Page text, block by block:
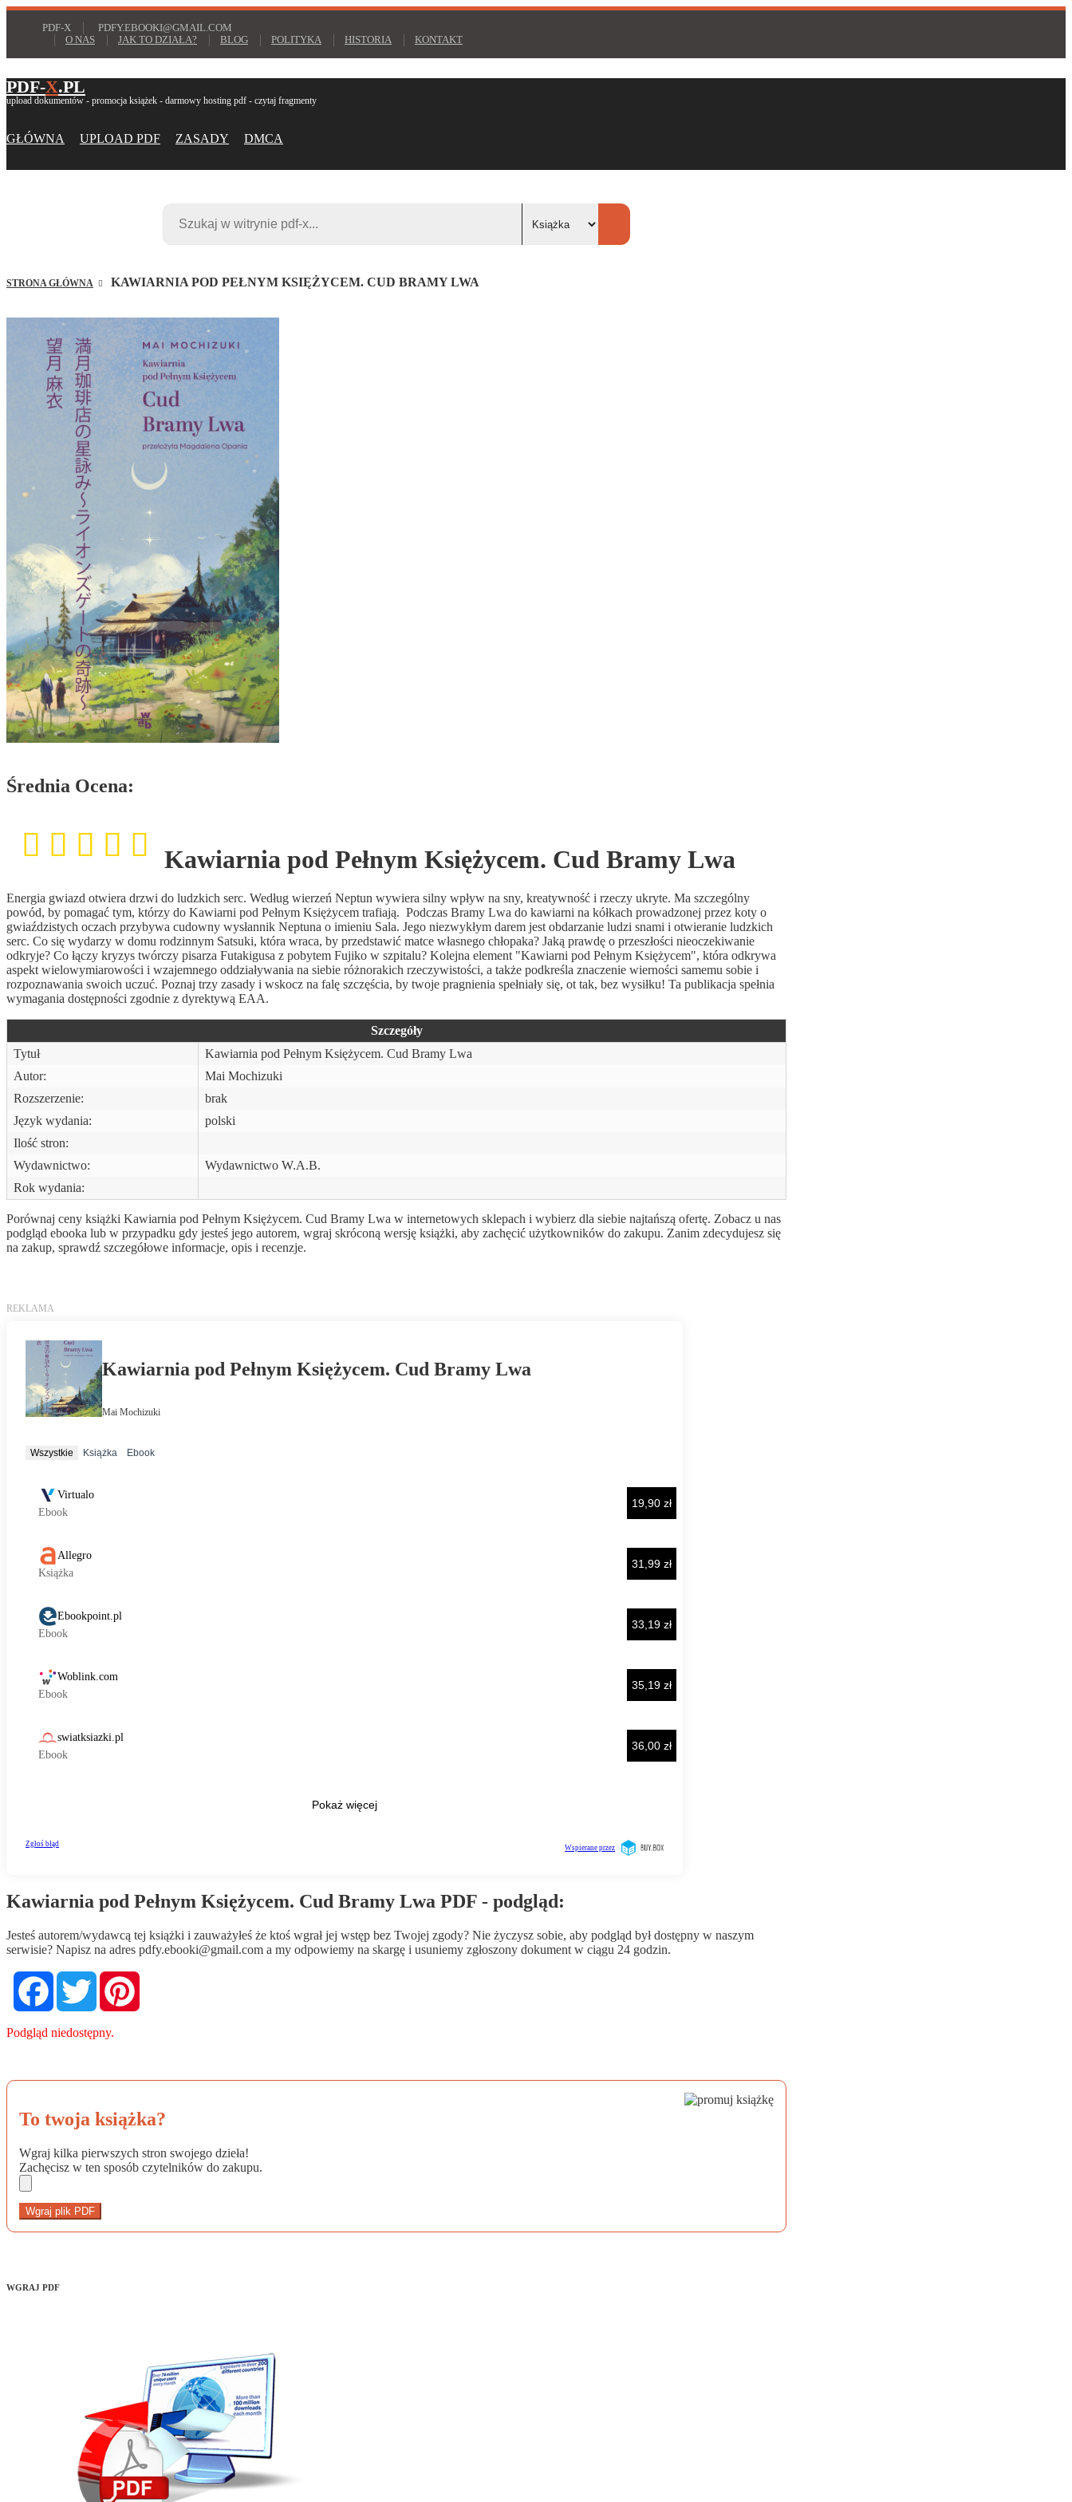
PDF-X
PDFY.EBOOKI@GMAIL.COM
O NAS
JAK TO DZIAŁA? BLOG POLITYKA HISTORIA KONTAKT
PDF-X.PL
upload dokumentów - promocja książek - darmowy hosting pdf - czytaj fragmenty
GŁÓWNA UPLOAD PDF ZASADY DMCA
STRONA GŁÓWNA KAWIARNIA POD PEŁNYM KSIĘŻYCEM. CUD BRAMY LWA
Średnia Ocena:
Kawiarnia pod Pełnym Księżycem. Cud Bramy Lwa
Energia gwiazd otwiera drzwi do ludzkich serc. Według wierzeń Neptun wywiera silny wpływ na sny, kreatywność i rzeczy ukryte. Ma szczególny
powód, by pomagać tym, którzy do Kawiarni pod Pełnym Księżycem trafiają. Podczas Bramy Lwa do kawiarni na kółkach prowadzonej przez koty o
gwiaździstych oczach przybywa cudowny wysłannik Neptuna o imieniu Sala. Jego niezwykłym darem jest obdarzanie ludzi snami i otwieranie ludzkich
serc. Co się wydarzy w domu rodzinnym Satsuki, która wraca, by przedstawić matce własnego chłopaka? Jaką prawdę o przeszłości nieoczekiwanie
odkryje? Co łączy kryzys twórczy pisarza Futakigusa z pobytem Fujiko w szpitalu? Kolejna element "Kawiarni pod Pełnym Księżycem", która odkrywa
aspekt wielowymiarowości i wzajemnego oddziaływania na siebie różnorakich rzeczywistości, a także podkreśla znaczenie wierności samemu sobie i
rozpoznawania swoich uczuć. Poznaj trzy zasady i wskocz na falę szczęścia, by twoje pragnienia spełniały się, ot tak, bez wysiłku! Ta publikacja spełnia
wymagania dostępności zgodnie z dyrektywą EAA.
Szczegóły
Tytuł
Kawiarnia pod Pełnym Księżycem. Cud Bramy Lwa
Autor:
Mai Mochizuki
Rozszerzenie:
brak
Język wydania:
polski
Ilość stron:
Wydawnictwo:
Wydawnictwo W.A.B.
Rok wydania:
Porównaj ceny książki Kawiarnia pod Pełnym Księżycem. Cud Bramy Lwa w internetowych sklepach i wybierz dla siebie najtańszą ofertę. Zobacz u nas
podgląd ebooka lub w przypadku gdy jesteś jego autorem, wgraj skróconą wersję książki, aby zachęcić użytkowników do zakupu. Zanim zdecydujesz się
na zakup, sprawdź szczegółowe informacje, opis i recenzje.
Kawiarnia pod Pełnym Księżycem. Cud Bramy Lwa PDF - podgląd:
Jesteś autorem/wydawcą tej książki i zauważyłeś że ktoś wgrał jej wstęp bez Twojej zgody? Nie życzysz sobie, aby podgląd był dostępny w naszym
serwisie? Napisz na adres pdfy.ebooki@gmail.com a my odpowiemy na skargę i usuniemy zgłoszony dokument w ciągu 24 godzin.
FacebookTwitter
Podgląd niedostępny.
To twoja książka?
Wgraj kilka pierwszych stron swojego dzieła!
Zachęcisz w ten sposób czytelników do zakupu.
Wgraj plik PDF
WGRAJ PDF